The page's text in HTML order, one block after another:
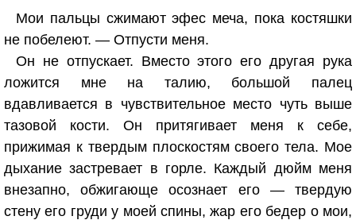
Мои пальцы сжимают эфес меча, пока костяшки
не побелеют. — Отпусти меня.
Он не отпускает. Вместо этого его другая рука
ложится мне на талию, большой палец
вдавливается в чувствительное место чуть выше
тазовой кости. Он притягивает меня к себе,
прижимая к твердым плоскостям своего тела. Мое
дыхание застревает в горле. Каждый дюйм меня
внезапно, обжигающе осознает его — твердую
стену его груди у моей спины, жар его бедер о мои,